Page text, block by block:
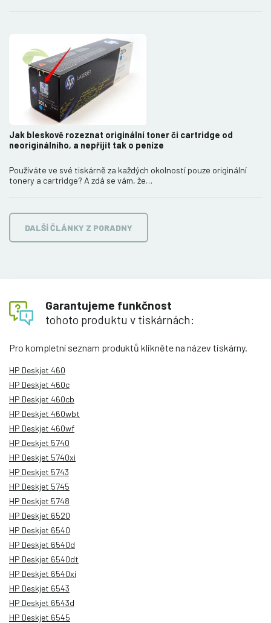
Jak bleskově rozeznat originální toner či cartridge od
neoriginálního, a nepřijít tak o peníze
Používáte ve své tiskárně za každých okolností pouze originální
tonery a cartridge? A zdá se vám, že…
DALŠÍ ČLÁNKY Z PORADNY
Garantujeme funkčnost
tohoto produktu v tiskárnách:
Pro kompletní seznam produktů klikněte na název tiskárny.
HP Deskjet 460
HP Deskjet 460c
HP Deskjet 460cb
HP Deskjet 460wbt
HP Deskjet 460wf
HP Deskjet 5740
HP Deskjet 5740xi
HP Deskjet 5743
HP Deskjet 5745
HP Deskjet 5748
HP Deskjet 6520
HP Deskjet 6540
HP Deskjet 6540d
HP Deskjet 6540dt
HP Deskjet 6540xi
HP Deskjet 6543
HP Deskjet 6543d
HP Deskjet 6545